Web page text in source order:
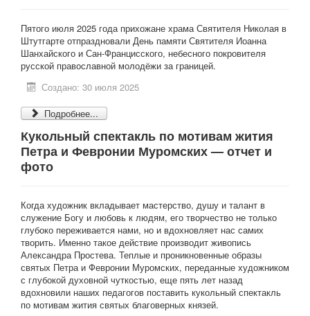
Пятого июля 2025 года прихожане храма Святителя Николая в
Штутгарте отпраздновали День памяти Святителя Иоанна
Шанхайского и Сан-Францисского, небесного покровителя
русской православной молодёжи за границей.
Создано: 30 июля 2025
Подробнее...
Кукольный спектакль по мотивам жития
Петра и Февронии Муромских — отчет и
фото
Когда художник вкладывает мастерство, душу и талант в
служение Богу и любовь к людям, его творчество не только
глубоко переживается нами, но и вдохновляет нас самих
творить. Именно такое действие производит живопись
Александра Простева. Теплые и проникновенные образы
святых Петра и Февронии Муромских, переданные художником
с глубокой духовной чуткостью, еще пять лет назад
вдохновили наших педагогов поставить кукольный спектакль
по мотивам жития святых благоверных князей.